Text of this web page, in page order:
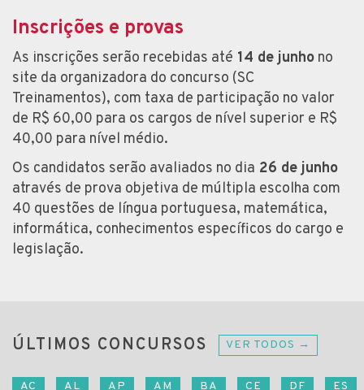
Inscrições e provas
As inscrições serão recebidas até 14 de junho no
site da organizadora do concurso (SC
Treinamentos), com taxa de participação no valor
de R$ 60,00 para os cargos de nível superior e R$
40,00 para nível médio.
Os candidatos serão avaliados no dia 26 de junho
através de prova objetiva de múltipla escolha com
40 questões de língua portuguesa, matemática,
informática, conhecimentos específicos do cargo e
legislação.
ÚLTIMOS CONCURSOS VER TODOS →
AC AL AP AM BA CE DF ES